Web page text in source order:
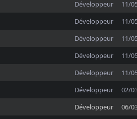
Développeur
11/
Développeur
11/
Développeur
11/
Développeur
11/
Développeur
11/
Développeur
02/
Développeur
06/